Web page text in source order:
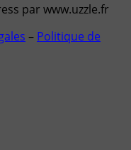
par www.uzzle.fr
– Politique de